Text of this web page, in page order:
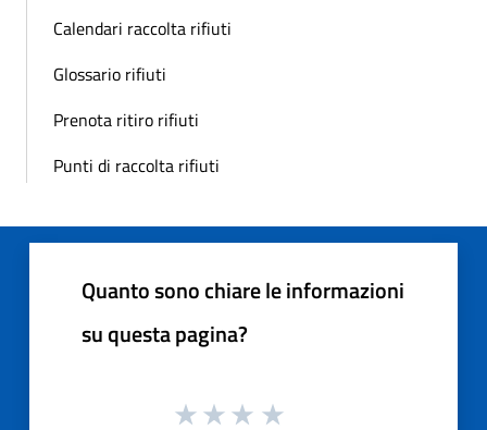
Calendari raccolta rifiuti
Glossario rifiuti
Prenota ritiro rifiuti
Punti di raccolta rifiuti
Quanto sono chiare le informazioni
su questa pagina?